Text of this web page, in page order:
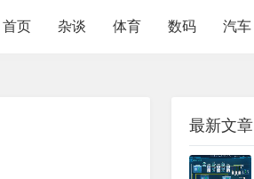
首页 杂谈 体育 数码 汽车
最新文章